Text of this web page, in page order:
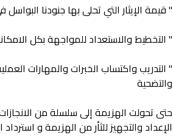
" قيمة الإيثار التي تحلى بها جنودنا
" التخطيط والاستعداد للمواجهة بكل
" التدريب واكتساب الخبرات والمهارات
والتضحية
حتى تحولت الهزيمة إلى سلسلة من
الإعداد والتجهيز للثأر من الهزيمة و